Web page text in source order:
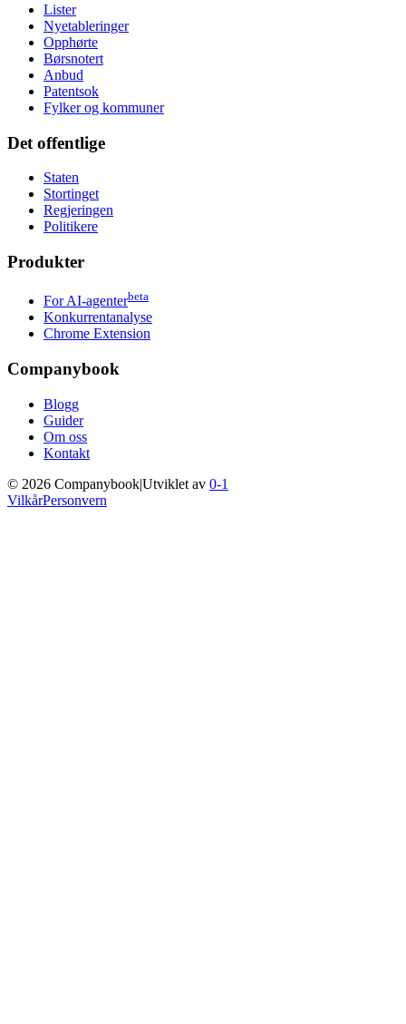
Lister
Nyetableringer
Opphørte
Børsnotert
Anbud
Patentsok
Fylker og kommuner
Det offentlige
Staten
Stortinget
Regjeringen
Politikere
Produkter
For AI-agenterbeta
Konkurrentanalyse
Chrome Extension
Companybook
Blogg
Guider
Om oss
Kontakt
© 2026 Companybook|Utviklet av 0-1
VilkårPersonvern